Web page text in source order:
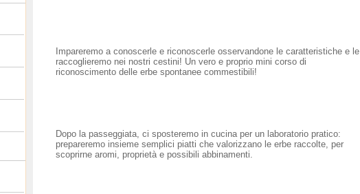
Impareremo a conoscerle e riconoscerle osservandone le caratteristiche e le
raccoglieremo nei nostri cestini! Un vero e proprio mini corso di
riconoscimento delle erbe spontanee commestibili!
Dopo la passeggiata, ci sposteremo in cucina per un laboratorio pratico:
prepareremo insieme semplici piatti che valorizzano le erbe raccolte, per
scoprirne aromi, proprietà e possibili abbinamenti.